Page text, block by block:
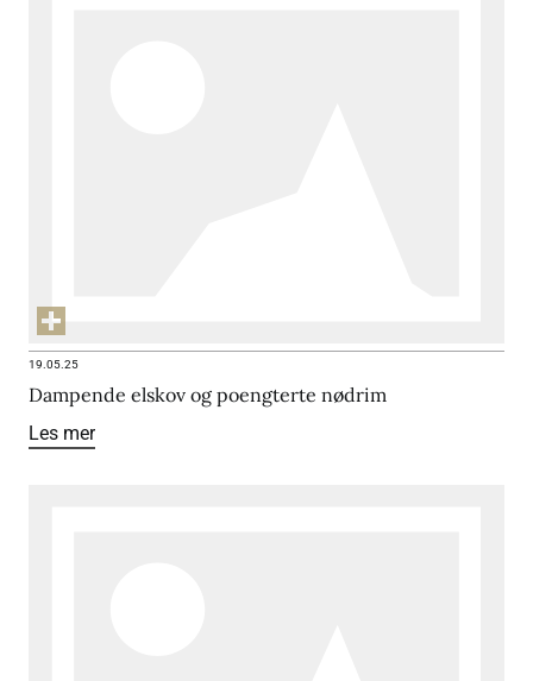
19.05.25
Dampende elskov og poengterte nødrim
Les mer